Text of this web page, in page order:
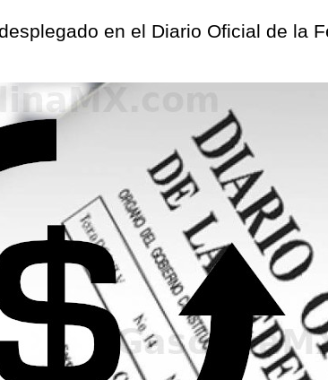
en el Diario Oficial de la